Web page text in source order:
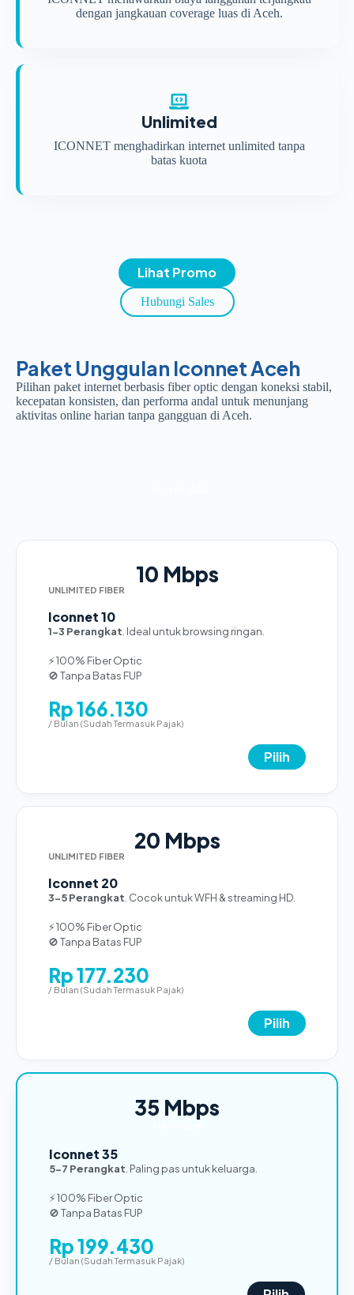
dengan jangkauan coverage luas di Aceh.
Unlimited
ICONNET menghadirkan internet unlimited tanpa
batas kuota
Lihat Promo
Hubungi Sales
Paket Unggulan Iconnet Aceh
Pilihan paket internet berbasis fiber optic dengan koneksi stabil,
kecepatan konsisten, dan performa andal untuk menunjang
aktivitas online harian tanpa gangguan di Aceh.
10 Mbps
UNLIMITED FIBER
Iconnet 10
1-3 Perangkat . Ideal untuk browsing ringan.
⚡ 100% Fiber Optic
🚫 Tanpa Batas FUP
Rp 166.130
/ Bulan (Sudah Termasuk Pajak)
Pilih
20 Mbps
UNLIMITED FIBER
Iconnet 20
3-5 Perangkat . Cocok untuk WFH & streaming HD.
⚡ 100% Fiber Optic
🚫 Tanpa Batas FUP
Rp 177.230
/ Bulan (Sudah Termasuk Pajak)
Pilih
35 Mbps
Iconnet 35
5-7 Perangkat . Paling pas untuk keluarga.
⚡ 100% Fiber Optic
🚫 Tanpa Batas FUP
Rp 199.430
/ Bulan (Sudah Termasuk Pajak)